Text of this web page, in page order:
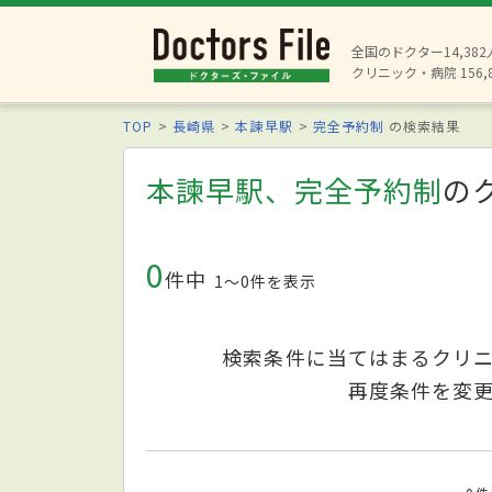
全国のドクター14,382
クリニック・病院
TOP 長崎県 本諫早駅 完全予約制 の検索結果
本諫早駅、完全予約制の
0件中 1〜0件を表示
検索条件に当てはまるクリ
再度条件を変